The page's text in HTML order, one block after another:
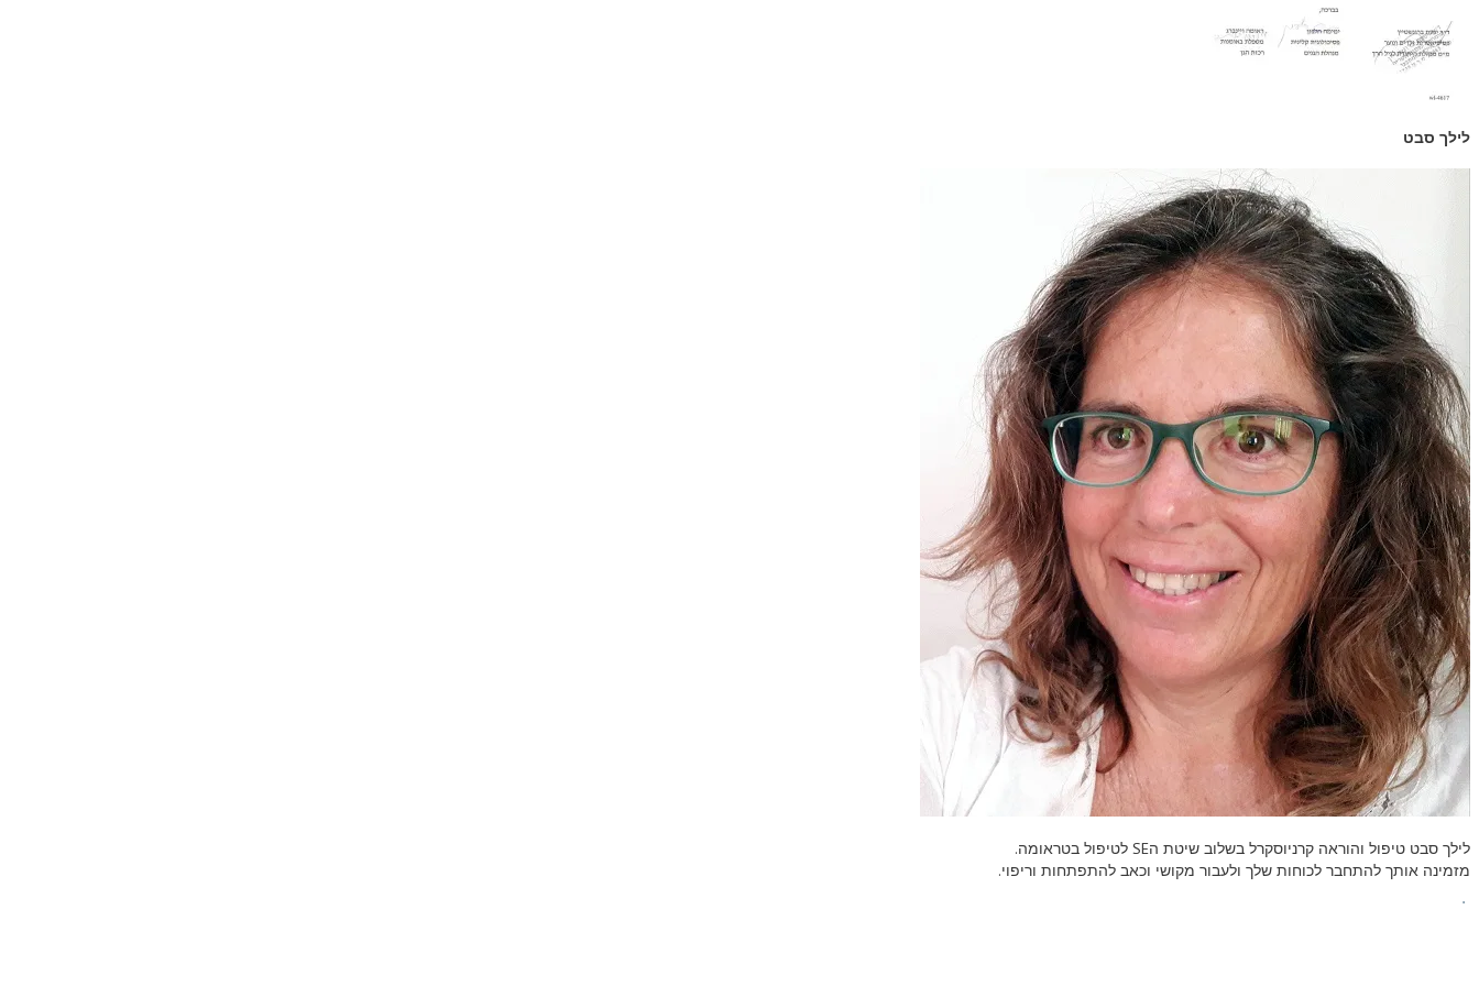
לילך סבט
לילך סבט טיפול והוראה קרניוסקרל בשלוב שיטת הSE לטיפול בטראומה.
מזמינה אותך להתחבר לכוחות שלך ולעבור מקושי וכאב להתפתחות וריפוי.
להמשך קריאה